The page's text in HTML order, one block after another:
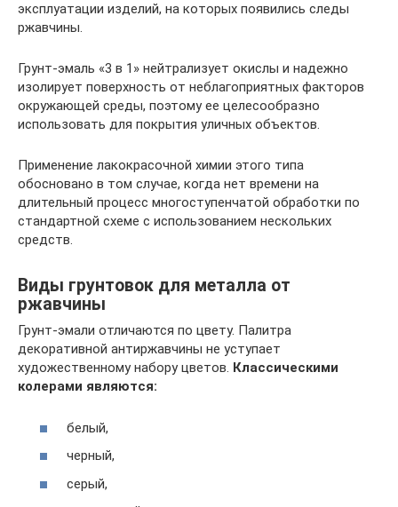
эксплуатации изделий, на которых появились следы
ржавчины.
Грунт-эмаль «3 в 1» нейтрализует окислы и надежно
изолирует поверхность от неблагоприятных факторов
окружающей среды, поэтому ее целесообразно
использовать для покрытия уличных объектов.
Применение лакокрасочной химии этого типа
обосновано в том случае, когда нет времени на
длительный процесс многоступенчатой обработки по
стандартной схеме с использованием нескольких
средств.
Виды грунтовок для металла от
ржавчины
Грунт-эмали отличаются по цвету. Палитра
декоративной антиржавчины не уступает
художественному набору цветов. Классическими
колерами являются:
белый,
черный,
серый,